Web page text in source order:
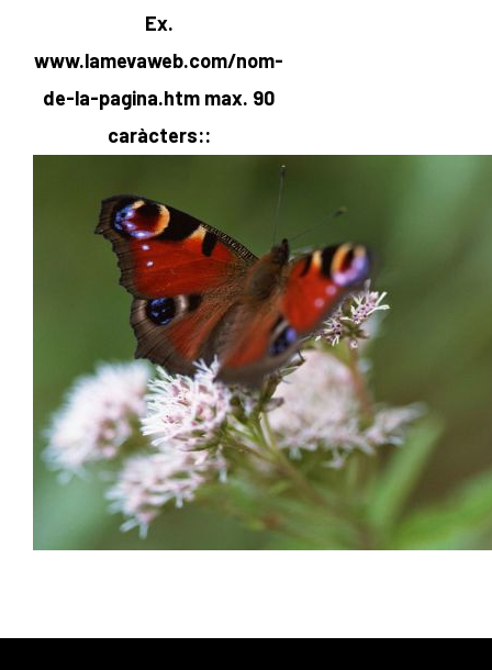
Ex.
www.lamevaweb.com/nom-
de-la-pagina.htm max. 90
caràcters::